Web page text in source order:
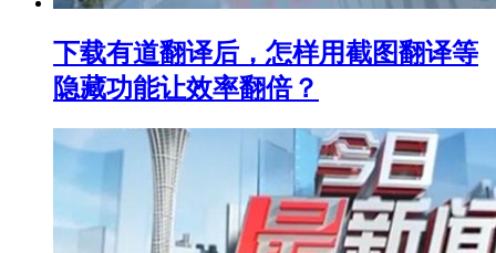
下载有道翻译后，怎样用截图翻译等
隐藏功能让效率翻倍？